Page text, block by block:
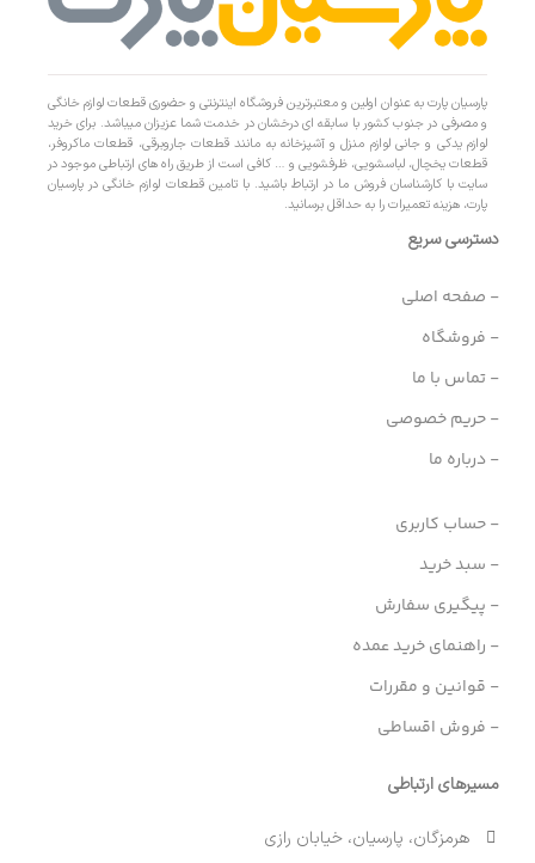
پارسیان پارت به عنوان اولین و معتبرترین فروشگاه اینترنتی و حضوری قطعات لوازم خانگی
و مصرفی در جنوب کشور با سابقه ای درخشان در خدمت شما عزیزان میباشد. برای خرید
لوازم یدکی و جانی لوازم منزل و آشپزخانه به مانند قطعات جاروبرقی، قطعات ماکروفر،
قطعات یخچال، لباسشویی، ظرفشویی و … کافی است از طریق راه های ارتباطی موجود در
سایت با کارشناسان فروش ما در ارتباط باشید. با تامین قطعات لوازم خانگی در پارسیان
پارت، هزینه تعمیرات را به حداقل برسانید.
دسترسی سریع
- صفحه اصلی
- فروشگاه
- تماس با ما
- حریم خصوصی
- درباره ما
- حساب کاربری
- سبد خرید
- پیگیری سفارش
- راهنمای خرید عمده
- قوانین و مقررات
- فروش اقساطی
مسیرهای ارتباطی
هرمزگان، پارسیان، خیابان رازی